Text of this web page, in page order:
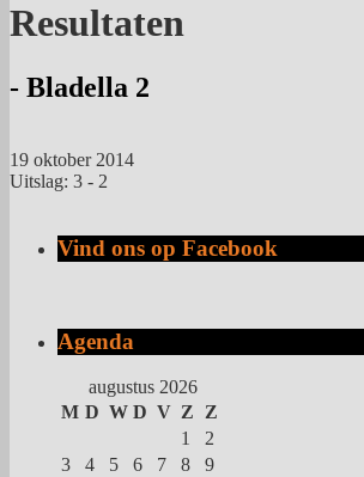
Resultaten
- Bladella 2
19 oktober 2014
Uitslag: 3 - 2
Vind ons op Facebook
Agenda
augustus 2026
M D W D V Z Z
1
2
3
4 5 6 7 8
9